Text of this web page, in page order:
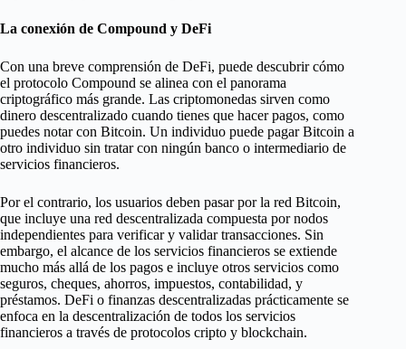
La conexión de Compound y DeFi
Con una breve comprensión de DeFi, puede descubrir cómo
el protocolo Compound se alinea con el panorama
criptográfico más grande. Las criptomonedas sirven como
dinero descentralizado cuando tienes que hacer pagos, como
puedes notar con Bitcoin. Un individuo puede pagar Bitcoin a
otro individuo sin tratar con ningún banco o intermediario de
servicios financieros.
Por el contrario, los usuarios deben pasar por la red Bitcoin,
que incluye una red descentralizada compuesta por nodos
independientes para verificar y validar transacciones. Sin
embargo, el alcance de los servicios financieros se extiende
mucho más allá de los pagos e incluye otros servicios como
seguros, cheques, ahorros, impuestos, contabilidad, y
préstamos. DeFi o finanzas descentralizadas prácticamente se
enfoca en la descentralización de todos los servicios
financieros a través de protocolos cripto y blockchain.